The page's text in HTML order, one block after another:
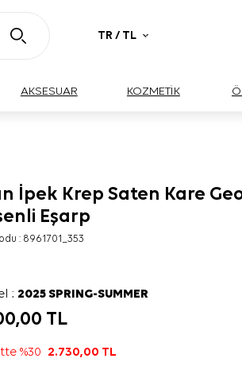
TR / TL
AKSESUAR KOZMETİK
İpek Krep Saten Kare
Eşarp
: 8961701_353
:2025 SPRING-SUMMER
TL
%30 2.730,00 TL